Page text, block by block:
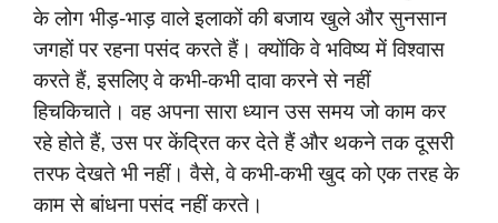
के लोग भीड़-भाड़ वाले इलाकों की बजाय खुले और सुनसान
जगहों पर रहना पसंद करते हैं। क्योंकि वे भविष्य में विश्वास
करते हैं, इसलिए वे कभी-कभी दावा करने से नहीं
हिचकिचाते। वह अपना सारा ध्यान उस समय जो काम कर
रहे होते हैं, उस पर केंद्रित कर देते हैं और थकने तक दूसरी
तरफ देखते भी नहीं। वैसे, वे कभी-कभी खुद को एक तरह के
काम से बांधना पसंद नहीं करते।